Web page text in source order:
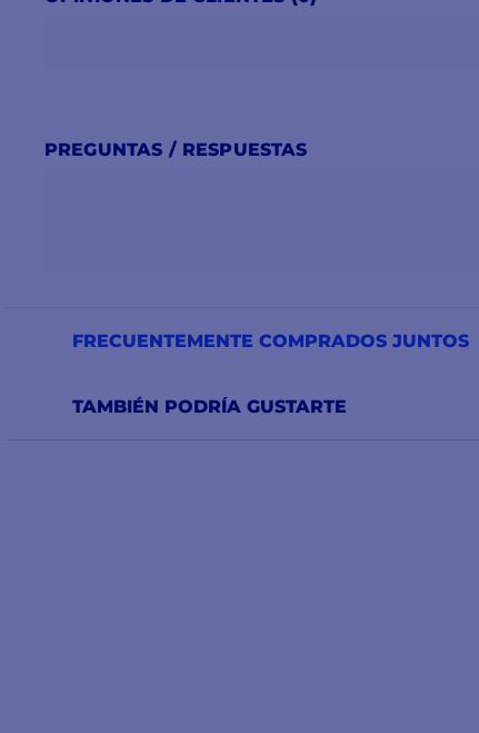
PREGUNTAS / RESPUESTAS
FRECUENTEMENTE COMPRADOS JUNTOS
TAMBIÉN PODRÍA GUSTARTE